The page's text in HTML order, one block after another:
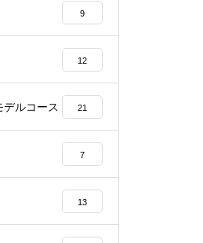
9
12
ルコース 21
7
13